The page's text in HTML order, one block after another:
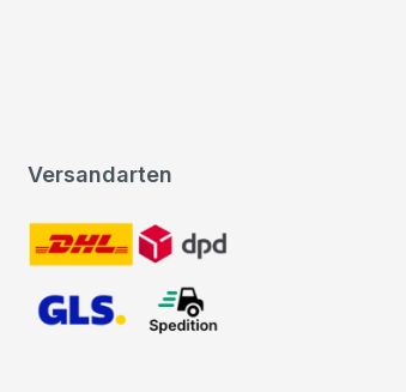
Versandarten